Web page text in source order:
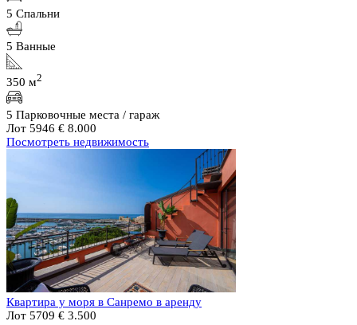
5 Спальни
5 Ванные
350 м2
5 Парковочные места / гараж
Лот 5946 € 8.000
Посмотреть недвижимость
Квартира у моря в Санремо в аренду
Лот 5709 € 3.500